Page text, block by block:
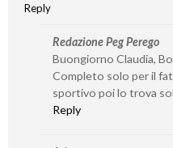
Reply
Redazione Peg Perego
Buongiorno Claudia,
Completo solo per il
sportivo poi lo trova
Reply